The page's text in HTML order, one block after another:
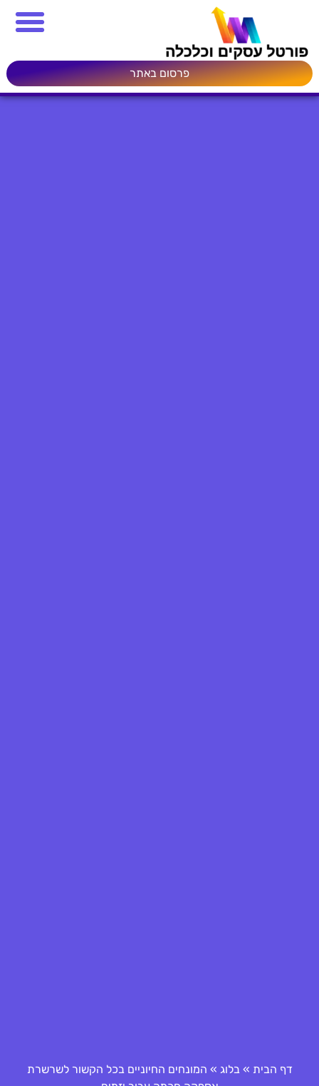
פרסום באתר
דף הבית »בלוג » המונחים החיוניים בכל הקשור לשרשרת